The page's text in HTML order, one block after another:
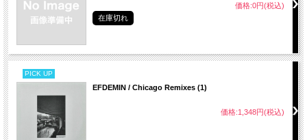
価格:0円(税込)
在庫切れ
PICK UP
EFDEMIN / Chicago Remixes (1)
価格:1,348円(税込)